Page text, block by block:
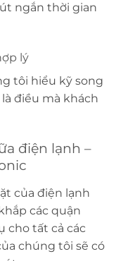
ngắn thời gian
lý
tôi hiểu kỹ song
điều mà khách
điện lạnh –
của điện lạnh
các quận
cho tất cả các
chúng tôi sẽ có